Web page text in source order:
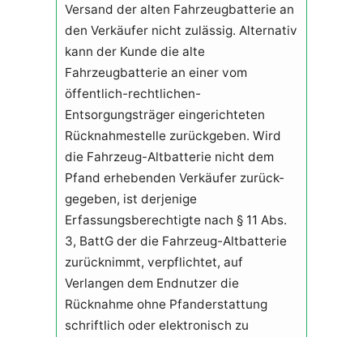
Versand der alten Fahrzeugbatterie an
den Verkäufer nicht zulässig. Alternativ
kann der Kunde die alte
Fahrzeugbatterie an einer vom
öffentlich-rechtlichen-
Entsorgungsträger eingerichteten
Rücknahmestelle zurückgeben. Wird
die Fahrzeug-Altbatterie nicht dem
Pfand erhebenden Verkäufer zurück-
gegeben, ist derjenige
Erfassungsberechtigte nach § 11 Abs.
3, BattG der die Fahrzeug-Altbatterie
zurücknimmt, verpflichtet, auf
Verlangen dem Endnutzer die
Rücknahme ohne Pfanderstattung
schriftlich oder elektronisch zu